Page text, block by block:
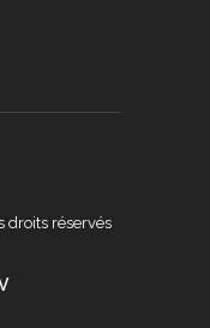
droits réservés